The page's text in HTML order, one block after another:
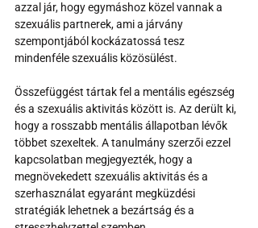
azzal jár, hogy egymáshoz közel vannak a
szexuális partnerek, ami a járvány
szempontjából kockázatossá tesz
mindenféle szexuális közösülést.
Összefüggést tártak fel a mentális egészség
és a szexuális aktivitás között is. Az derült ki,
hogy a rosszabb mentális állapotban lévők
többet szexeltek. A tanulmány szerzői ezzel
kapcsolatban megjegyezték, hogy a
megnövekedett szexuális aktivitás és a
szerhasználat egyaránt megküzdési
stratégiák lehetnek a bezártság és a